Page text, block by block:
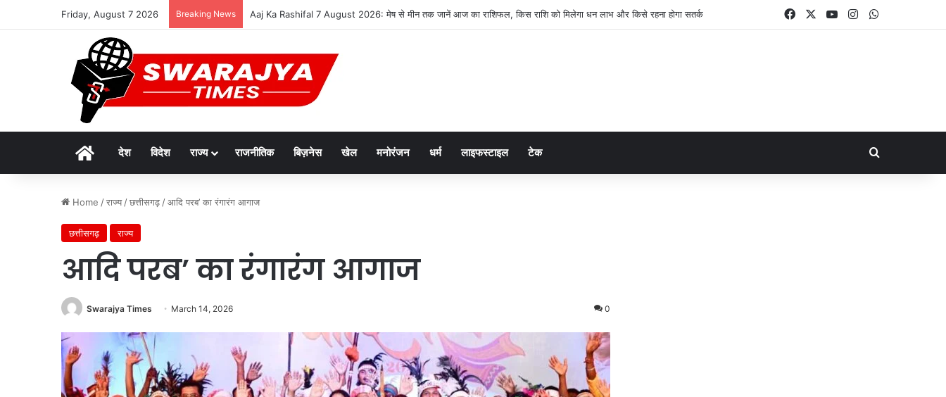
Friday, August 7 2026 Breaking News विकसित मध्यप्रदेश-2047’ की वित्तीय रूपरेखा तैयार FacebookYouTubeInstagram
Homeदेश विदेश राज्य राजनीतिक बिज़नेस खेल मनोरंजन धर्म लाइफस्टाइल टेक Search for
Home /राज्य /छत्तीसगढ़ /आदि परब’ का रंगारंग आगाज
छत्तीसगढ़ राज्य
आदि परब’ का रंगारंग आगाज
Swarajya Times March 14, 2026 0